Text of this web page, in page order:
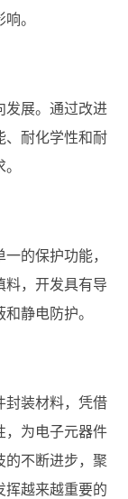
。
发展。通过改进
、耐化学性和耐
的保护功能，
料，开发具有导
静电防护。
封装材料，凭借
，为电子元器件
的不断进步，聚
挥越来越重要的